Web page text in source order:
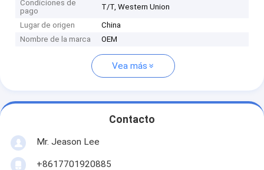
Condiciones de
pago
T/T, Western Union
Lugar de origen
China
Nombre de la marca
OEM
Vea más
Contacto
Mr. Jeason Lee
+8617701920885